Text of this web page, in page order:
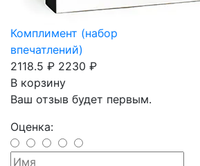
Комплимент (набор
впечатлений)
2118.5 ₽ 2230 ₽
В корзину
Ваш отзыв будет первым.
Оценка: